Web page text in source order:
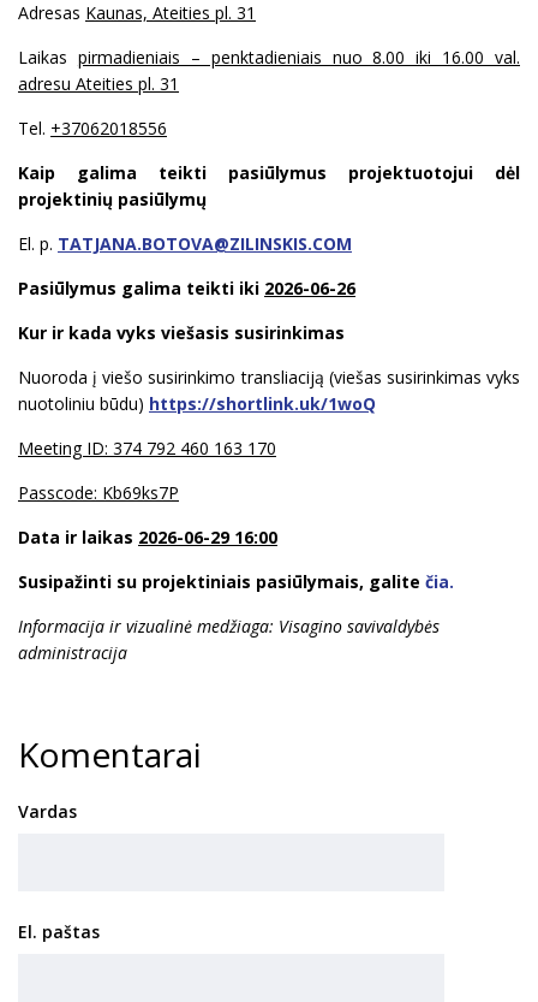
Adresas Kaunas, Ateities pl. 31
Laikas pirmadieniais – penktadieniais nuo 8.00 iki 16.00 val.
adresu Ateities pl. 31
Tel. +37062018556
Kaip galima teikti pasiūlymus projektuotojui dėl
projektinių pasiūlymų
El. p. TATJANA.BOTOVA@ZILINSKIS.COM
Pasiūlymus galima teikti iki 2026-06-26
Kur ir kada vyks viešasis susirinkimas
Nuoroda į viešo susirinkimo transliaciją (viešas susirinkimas vyks
nuotoliniu būdu) https://shortlink.uk/1woQ
Meeting ID: 374 792 460 163 170
Passcode: Kb69ks7P
Data ir laikas 2026-06-29 16:00
Susipažinti su projektiniais pasiūlymais, galite čia.
Informacija ir vizualinė medžiaga: Visagino savivaldybės
administracija
Komentarai
Vardas
El. paštas